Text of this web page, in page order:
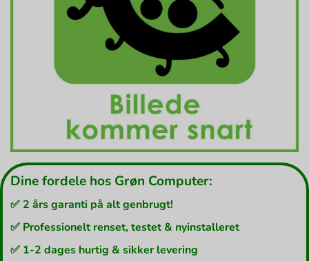
Dine fordele hos Grøn Computer:
✅ 2 års garanti på alt genbrugt!
✅ Professionelt renset, testet & nyinstalleret
✅ 1-2 dages hurtig & sikker levering